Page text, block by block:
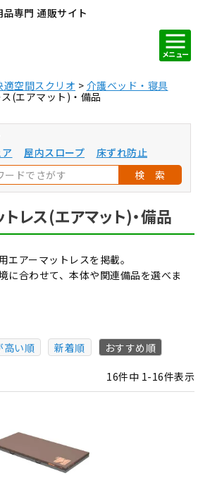
専門 通販サイト
メニュー
空間スクリオ
介護ベッド・寝具
(エアマット)・備品
屋内スロープ
床ずれ防止
検 索
レス(エアマット)・備品
アーマットレスを掲載。
に合わせて、本体や関連備品を選べま
高い順 新着順 おすすめ順
16件中 1-16件表示